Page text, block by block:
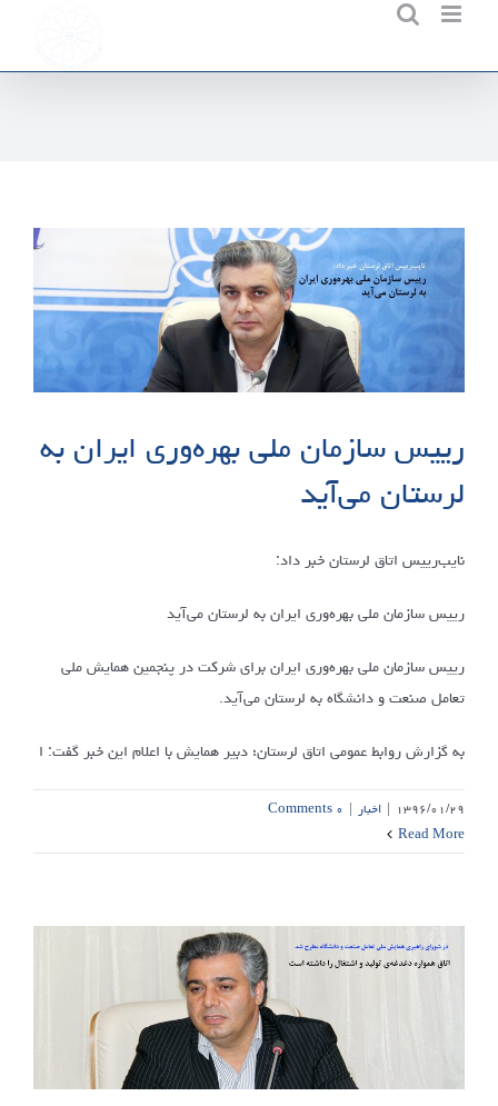
content
رییس سازمان ملی بهره‌وری ایران به
لرستان می‌آید
نایب‌رییس اتاق لرستان خبر داد:
رییس سازمان ملی بهره‌وری ایران به لرستان می‌آید
رییس سازمان ملی بهره‌وری ایران برای شرکت در پنجمین همایش ملی
تعامل صنعت و دانشگاه به لرستان می‌آید.
به گزارش روابط عمومی اتاق لرستان؛ دبیر همایش با اعلام این خبر گفت: ا
۱۳۹۶/۰۱/۲۹ | اخبار | ۰ Comments
Read More